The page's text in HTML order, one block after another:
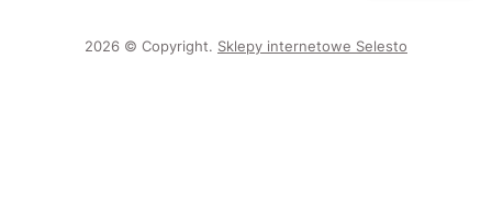
2026 © Copyright. Sklepy internetowe Selesto